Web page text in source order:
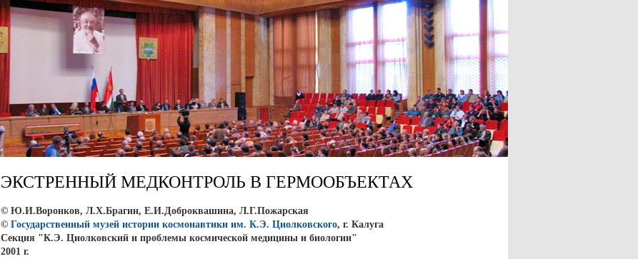
ЭКСТРЕННЫЙ МЕДКОНТРОЛЬ В ГЕРМООБЪЕКТАХ
© Ю.И.Воронков, Л.Х.Брагин, Е.И.Доброквашина, Л.Г.Пожарская
© Государственный музей истории космонавтики им. К.Э. Циолковского, г. Калуга
Секция "К.Э. Циолковский и проблемы космической медицины и биологии"
2001 г.